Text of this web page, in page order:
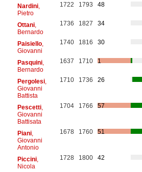
Nardini,
Pietro
1722 1793 48
Ottani,
Bernardo
1736 1827 34
Paisiello,
Giovanni
1740 1816 30
Pasquini,
Bernardo
1637 1710 1
Pergolesi,
Giovanni
Battista
1710 1736 26
Pescetti,
Giovanni
Battisata
1704 1766 57
Piani,
Giovanni
Antonio
1678 1760 51
Piccini,
Nicola
1728 1800 42